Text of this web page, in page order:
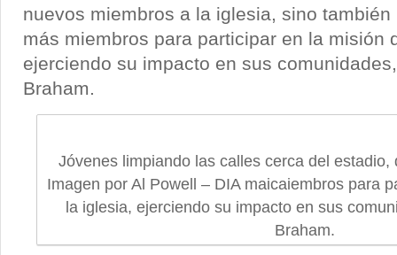
nuevos miembros a la iglesia, sino
más miembros para participar en la misión
ejerciendo su impacto en sus
Braham.
Jóvenes limpiando las calles cerca del
Imagen por Al Powell – DIA maicaiembros para
la iglesia, ejerciendo su impacto en sus
Braham.